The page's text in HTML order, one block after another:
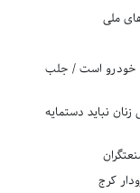
ملی
خودرو است / جلب
نباید دستمایه